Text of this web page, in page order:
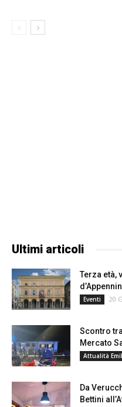
Ultimi articoli
Terza età,
Eventi 20
Scontro
Mercato
Attualità
Da
Bettini